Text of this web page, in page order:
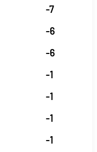
-7
-6
-6
-1
-1
-1
-1